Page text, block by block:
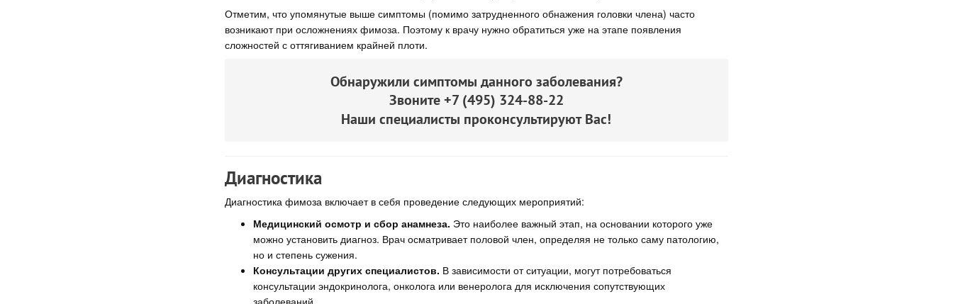
Отметим, что упомянутые выше симптомы (помимо затрудненного обнажения головки члена) часто
возникают при осложнениях фимоза. Поэтому к врачу нужно обратиться уже на этапе появления
сложностей с оттягиванием крайней плоти.
Обнаружили симптомы данного заболевания?
Звоните+7 (495) 324-88-22
Наши специалисты проконсультируют Вас!
Диагностика
Диагностика фимоза включает в себя проведение следующих мероприятий:
Медицинский осмотр и сбор анамнеза. Это наиболее важный этап, на основании которого уже
можно установить диагноз. Врач осматривает половой член, определяя не только саму патологию,
но и степень сужения.
Консультации других специалистов. В зависимости от ситуации, могут потребоваться
консультации эндокринолога, онколога или венеролога для исключения сопутствующих
заболеваний.